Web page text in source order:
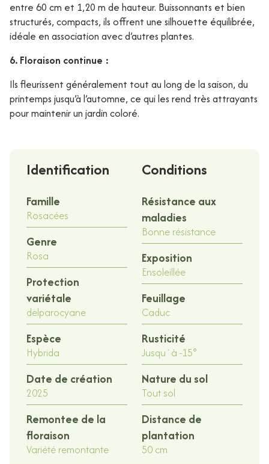
entre 60 cm et 1,20 m de hauteur. Buissonnants et bien
structurés, compacts, ils offrent une silhouette équilibrée,
idéale en association avec d’autres plantes.
6. Floraison continue :
Ils fleurissent généralement tout au long de la saison, du
printemps jusqu’à l’automne, ce qui les rend très attrayants
pour maintenir un jardin coloré.
Identification
Famille
Rosacées
Genre
Rosa
Protection
variétale
delparocyane
Espèce
Hybrida
Date de création
2025
Remontee de la
floraison
Variété remontante
Conditions
Résistance aux
maladies
Bonne résistance
Exposition
Ensoleillée
Feuillage
Caduc
Rusticité
Jusqu´à -15°
Nature du sol
Tout sol
Distance de
plantation
50 cm